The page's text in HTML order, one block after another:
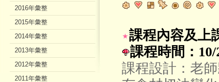
課程內容及上
課程時間：10/
課程設計：老
2016年彙整
2015年彙整
2014年彙整
2013年彙整
2012年彙整
2011年彙整